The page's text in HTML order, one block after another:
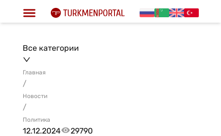
Все категории
Главная
/
Новости
/
Политика
12.12.2024 29790